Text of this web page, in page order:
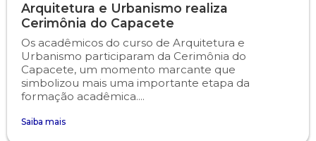
Arquitetura e Urbanismo realiza
Cerimônia do Capacete
Os acadêmicos do curso de Arquitetura e
Urbanismo participaram da Cerimônia do
Capacete, um momento marcante que
simbolizou mais uma importante etapa da
formação acadêmica....
Saiba mais
Psicologia
Publicidade e Propaganda
Segunda Chamada
Seguro Escolar
Sapien
Publicações Científicas
Revistas Campo Real
WhatsApp Campo Real